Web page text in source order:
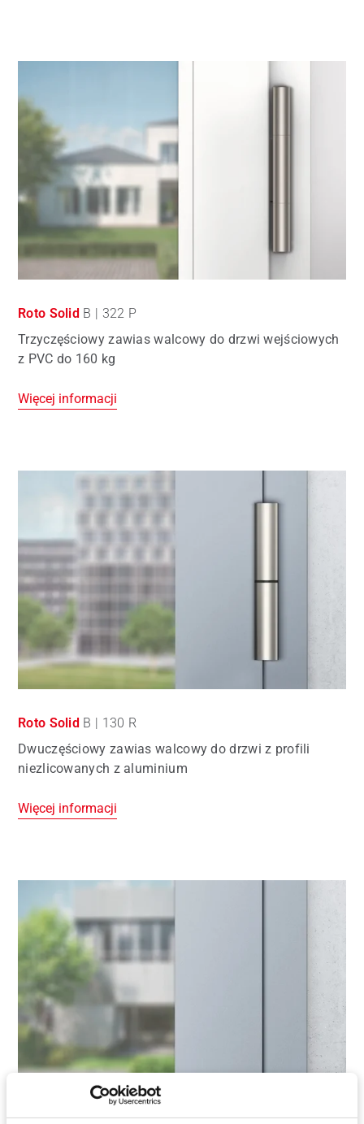
Roto Solid B | 322 P
Trzyczęściowy zawias walcowy do drzwi wejściowych
z PVC do 160 kg
Więcej informacji
Roto Solid B | 130 R
Dwuczęściowy zawias walcowy do drzwi z profili
niezlicowanych z aluminium
Więcej informacji